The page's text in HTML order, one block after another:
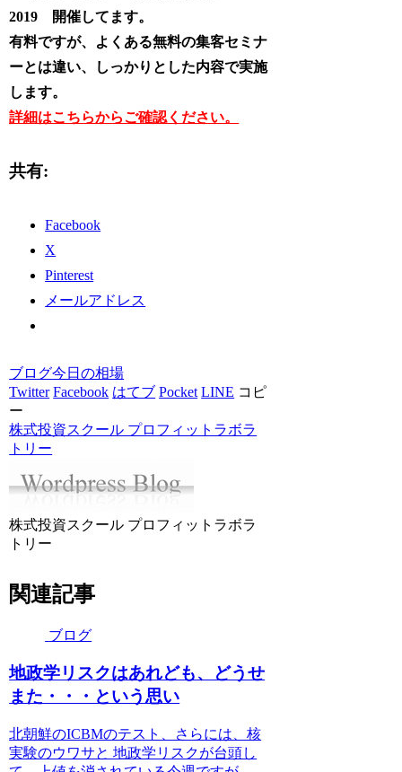
2019 開催してます。
有料ですが、よくある無料の集客セミナ
ーとは違い、しっかりとした内容で実施
します。
詳細はこちらからご確認ください。
共有:
Facebook
X
Pinterest
メールアドレス
ブログ今日の相場
Twitter Facebook はてブ Pocket LINE コピ
ー
株式投資スクール プロフィットラボラ
トリー
株式投資スクール プロフィットラボラ
トリー
関連記事
ブログ
地政学リスクはあれども、どうせ
また・・・という思い
北朝鮮のICBMのテスト、さらには、核
実験のウワサと 地政学リスクが台頭し